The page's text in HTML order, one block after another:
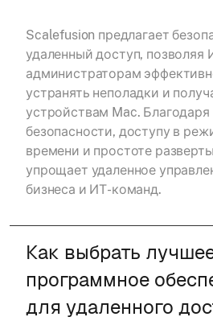
Scalefusion предлагает
удаленный доступ, позволяя
администраторам
устранять неполадки и
устройствам Mac.
безопасности, доступу в
времени и простоте
упрощает удаленное
бизнеса и ИТ-команд.
Как выбрать
программное
для удаленного